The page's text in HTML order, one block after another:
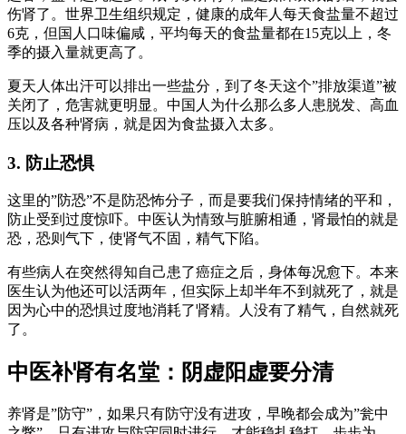
伤肾了。世界卫生组织规定，健康的成年人每天食盐量不超过
6克，但国人口味偏咸，平均每天的食盐量都在15克以上，冬
季的摄入量就更高了。
夏天人体出汗可以排出一些盐分，到了冬天这个”排放渠道”被
关闭了，危害就更明显。中国人为什么那么多人患脱发、高血
压以及各种肾病，就是因为食盐摄入太多。
3. 防止恐惧
这里的”防恐”不是防恐怖分子，而是要我们保持情绪的平和，
防止受到过度惊吓。中医认为情致与脏腑相通，肾最怕的就是
恐，恐则气下，使肾气不固，精气下陷。
有些病人在突然得知自己患了癌症之后，身体每况愈下。本来
医生认为他还可以活两年，但实际上却半年不到就死了，就是
因为心中的恐惧过度地消耗了肾精。人没有了精气，自然就死
了。
中医补肾有名堂：阴虚阳虚要分清
养肾是”防守”，如果只有防守没有进攻，早晚都会成为”瓮中